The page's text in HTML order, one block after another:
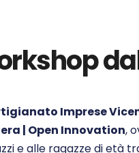
Imprese
| Open Innovation,
e alle ragazze di età